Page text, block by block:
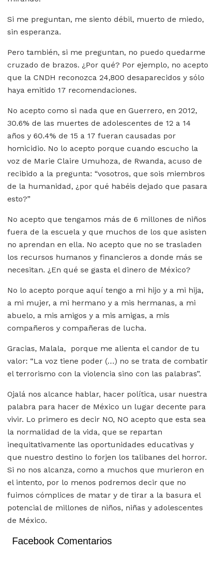
Si me preguntan, me siento débil, muerto de miedo,
sin esperanza.
Pero también, si me preguntan, no puedo quedarme
cruzado de brazos. ¿Por qué? Por ejemplo, no acepto
que la CNDH reconozca 24,800 desaparecidos y sólo
haya emitido 17 recomendaciones.
No acepto como si nada que en Guerrero, en 2012,
30.6% de las muertes de adolescentes de 12 a 14
años y 60.4% de 15 a 17 fueran causadas por
homicidio. No lo acepto porque cuando escucho la
voz de Marie Claire Umuhoza, de Rwanda, acuso de
recibido a la pregunta: “vosotros, que sois miembros
de la humanidad, ¿por qué habéis dejado que pasara
esto?”
No acepto que tengamos más de 6 millones de niños
fuera de la escuela y que muchos de los que asisten
no aprendan en ella. No acepto que no se trasladen
los recursos humanos y financieros a donde más se
necesitan. ¿En qué se gasta el dinero de México?
No lo acepto porque aquí tengo a mi hijo y a mi hija,
a mi mujer, a mi hermano y a mis hermanas, a mi
abuelo, a mis amigos y a mis amigas, a mis
compañeros y compañeras de lucha.
Gracias, Malala, porque me alienta el candor de tu
valor: “La voz tiene poder (…) no se trata de combatir
el terrorismo con la violencia sino con las palabras”.
Ojalá nos alcance hablar, hacer política, usar nuestra
palabra para hacer de México un lugar decente para
vivir. Lo primero es decir NO, NO acepto que esta sea
la normalidad de la vida, que se repartan
inequitativamente las oportunidades educativas y
que nuestro destino lo forjen los talibanes del horror.
Si no nos alcanza, como a muchos que murieron en
el intento, por lo menos podremos decir que no
fuimos cómplices de matar y de tirar a la basura el
potencial de millones de niños, niñas y adolescentes
de México.
Facebook Comentarios